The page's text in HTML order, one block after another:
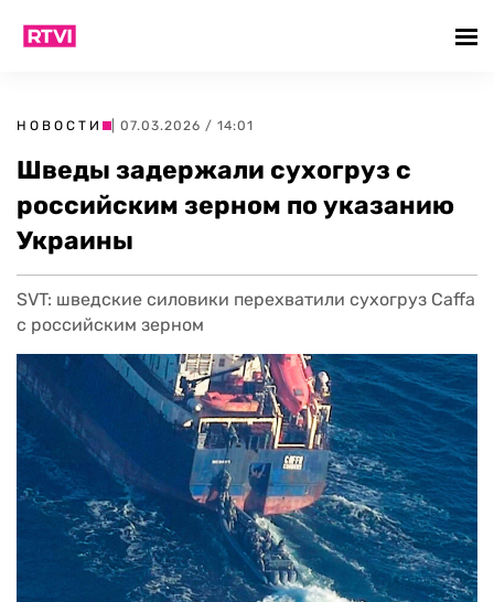
НОВОСТИ | 07.03.2026 / 14:01
Шведы задержали сухогруз с
российским зерном по указанию
Украины
SVT: шведские силовики перехватили сухогруз Caffa
с российским зерном